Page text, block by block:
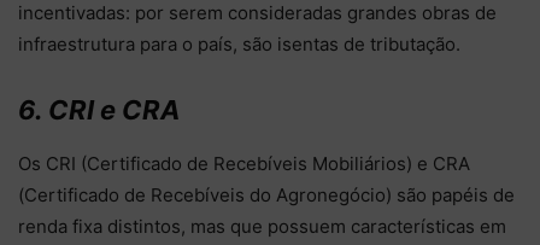
incentivadas: por serem consideradas grandes obras de
infraestrutura para o país, são isentas de tributação.
6. CRI e CRA
Os CRI (Certificado de Recebíveis Mobiliários) e CRA
(Certificado de Recebíveis do Agronegócio) são papéis de
renda fixa distintos, mas que possuem características em